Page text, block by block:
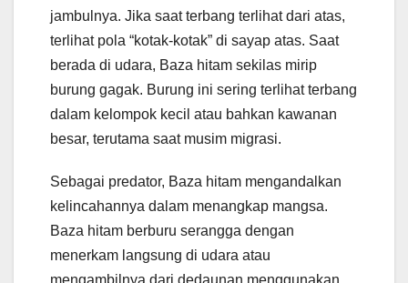
jambulnya. Jika saat terbang terlihat dari atas,
terlihat pola “kotak-kotak” di sayap atas. Saat
berada di udara, Baza hitam sekilas mirip
burung gagak. Burung ini sering terlihat terbang
dalam kelompok kecil atau bahkan kawanan
besar, terutama saat musim migrasi.
Sebagai predator, Baza hitam mengandalkan
kelincahannya dalam menangkap mangsa.
Baza hitam berburu serangga dengan
menerkam langsung di udara atau
mengambilnya dari dedaunan menggunakan